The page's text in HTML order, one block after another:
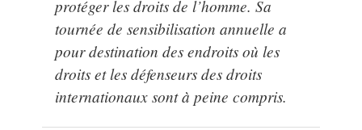
protéger les droits de l’homme. Sa
tournée de sensibilisation annuelle a
pour destination des endroits où les
droits et les défenseurs des droits
internationaux sont à peine compris.